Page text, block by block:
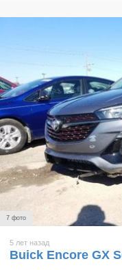
7 фото
5 лет назад
Buick Encore GX